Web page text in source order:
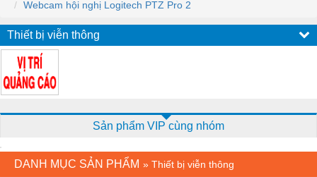
Webcam hội nghị Logitech PTZ Pro 2
Thiết bị viễn thông
Sản phẩm VIP cùng nhóm
DANH MỤC SẢN PHẨM » Thiết bị viễn thông